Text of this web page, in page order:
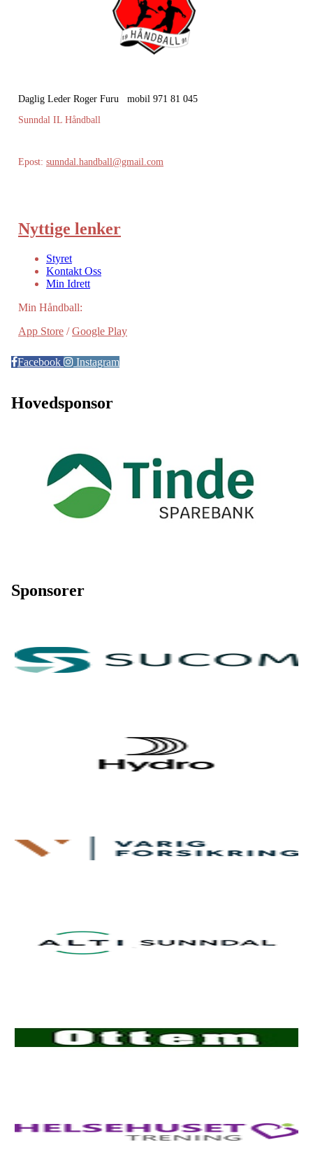
Daglig Leder Roger Furu mobil 971 81 045
Sunndal IL Håndball
Epost: sunndal.handball@gmail.com
Nyttige lenker
Styret
Kontakt Oss
Min Idrett
Min Håndball:
App Store /Google Play
Facebook Instagram
Hovedsponsor
Sponsorer